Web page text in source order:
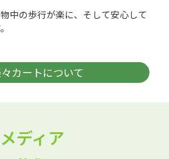
中の歩行が楽に、そして安心して
カートについて
メディア